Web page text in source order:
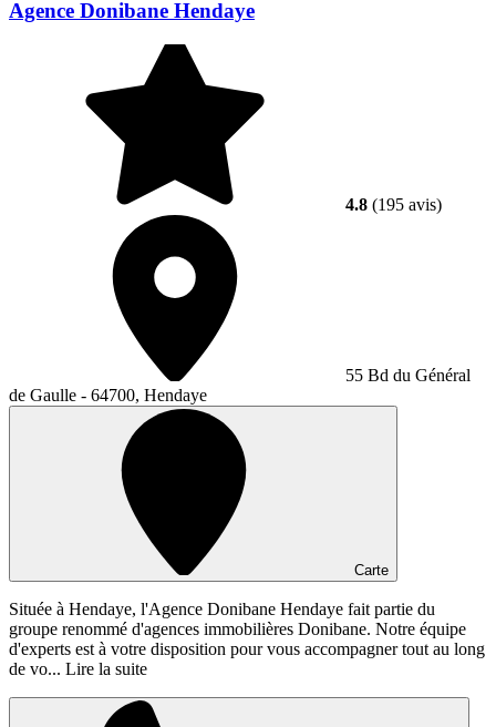
Agence Donibane Hendaye
4.8 (195 avis)
55 Bd du Général
de Gaulle - 64700, Hendaye
Carte
Située à Hendaye, l'Agence Donibane Hendaye fait partie du
groupe renommé d'agences immobilières Donibane. Notre équipe
d'experts est à votre disposition pour vous accompagner tout au long
de vo... Lire la suite